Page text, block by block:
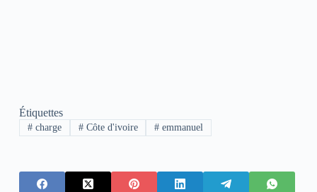
Étiquettes
#charge #Côte d'ivoire # emmanuel